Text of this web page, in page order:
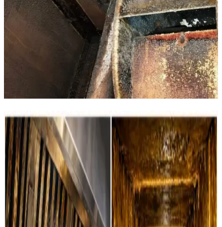
Det renser vi for dig i Vejle
Boligventilation
Grundig rensning af ventilationskanaler, ventiler og
aggregater i private boliger i Vejle. Vi servicerer alle
mærker.
Læs mere